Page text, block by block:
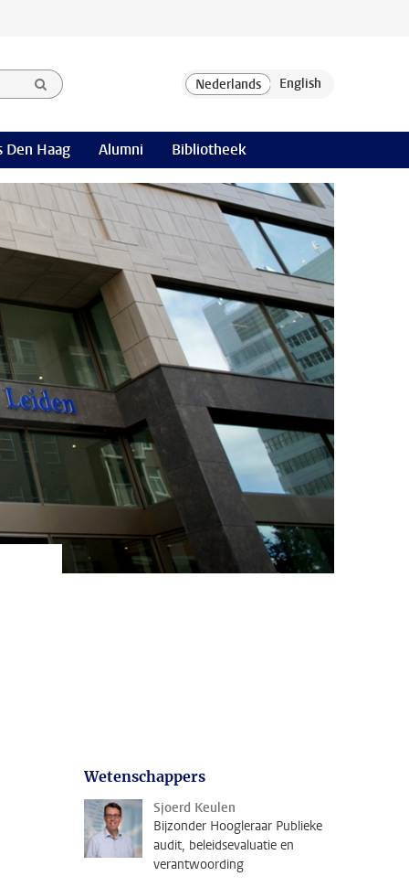
Den Haag Alumni Bibliotheek
Wetenschappers
Sjoerd Keulen
Bijzonder Hoogleraar Publieke
audit, beleidsevaluatie en
verantwoording